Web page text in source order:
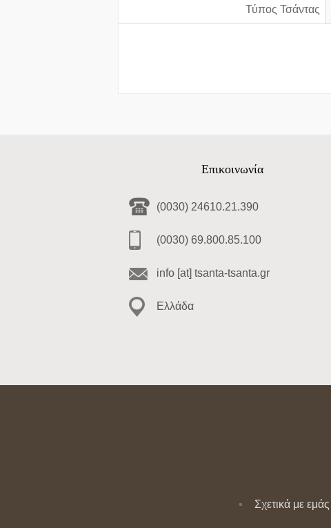
Τύπος Τσάντας
Επικοινωνία
(0030) 24610.21.390
(0030) 69.800.85.100
info [at] tsanta-tsanta.gr
Ελλάδα
Σχετικά με εμάς